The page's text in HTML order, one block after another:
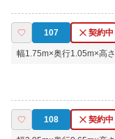
107 契約中
幅1.75m×奥行1.05m×高さ
108 契約中